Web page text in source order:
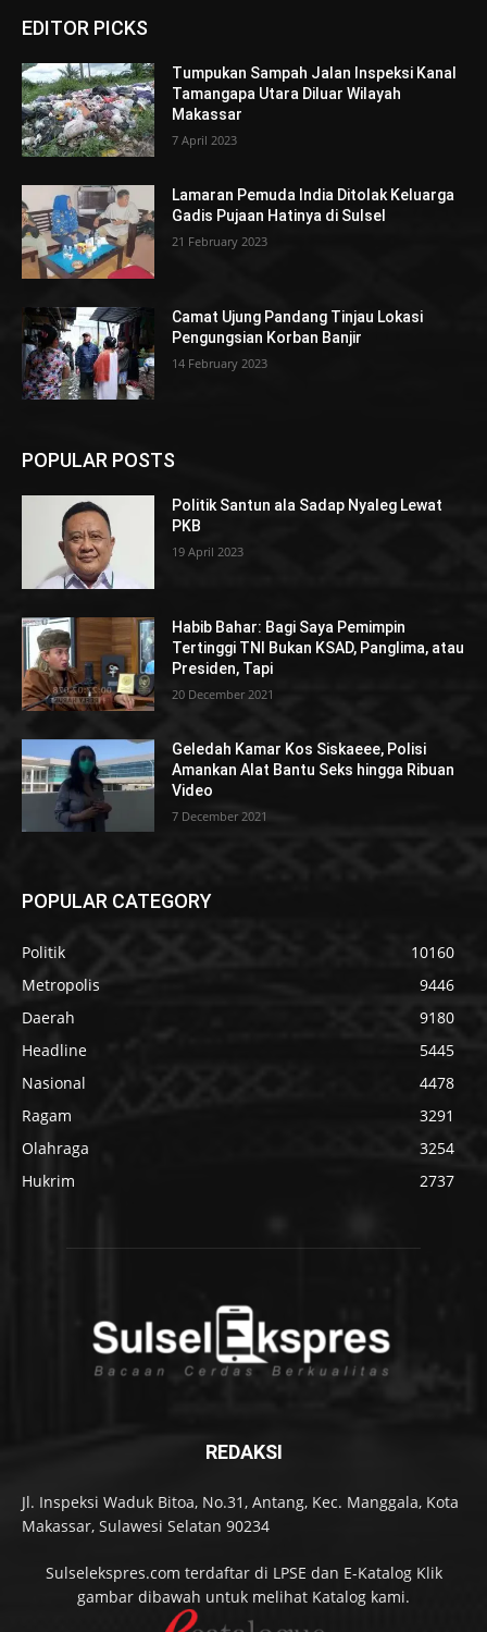
EDITOR PICKS
Tumpukan Sampah Jalan Inspeksi Kanal
Tamangapa Utara Diluar Wilayah
Makassar
7 April 2023
Lamaran Pemuda India Ditolak Keluarga
Gadis Pujaan Hatinya di Sulsel
21 February 2023
Camat Ujung Pandang Tinjau Lokasi
Pengungsian Korban Banjir
14 February 2023
POPULAR POSTS
Politik Santun ala Sadap Nyaleg Lewat
PKB
19 April 2023
Habib Bahar: Bagi Saya Pemimpin
Tertinggi TNI Bukan KSAD, Panglima, atau
Presiden, Tapi
20 December 2021
Geledah Kamar Kos Siskaeee, Polisi
Amankan Alat Bantu Seks hingga Ribuan
Video
7 December 2021
POPULAR CATEGORY
Politik
10160
Metropolis
9446
Daerah
9180
Headline
5445
Nasional
4478
Ragam
3291
Olahraga
3254
Hukrim
2737
REDAKSI
Jl. Inspeksi Waduk Bitoa, No.31, Antang, Kec. Manggala, Kota
Makassar, Sulawesi Selatan 90234
Sulselekspres.com terdaftar di LPSE dan E-Katalog Klik
gambar dibawah untuk melihat Katalog kami.